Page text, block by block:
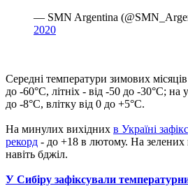
— SMN Argentina
2020
Середні температури зимових
до -60°C, літніх - від -50 до -30°C; на
до -8°C, влітку від 0 до +5°C.
На минулих вихідних в Україні
рекорд - до +18 в лютому. На зелених
навіть бджіл.
У Сибіру зафіксували